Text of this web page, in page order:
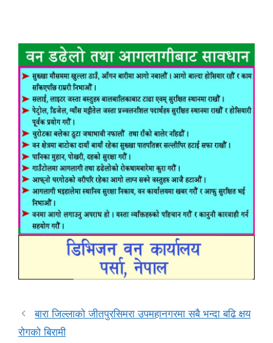
बारा जिल्लाको जीतपुरसिमरा उपमहानगरमा सबै भन्दा बढि क्षय
रोगको बिरामी